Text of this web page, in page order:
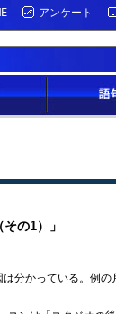
アンケート
の1）」
分かっている。例の